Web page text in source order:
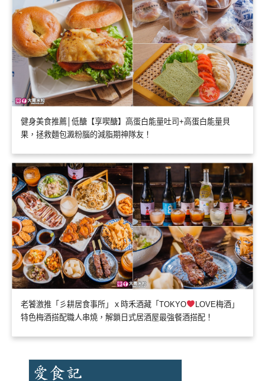
健身美食推薦│低醣【享喫醣】高蛋白能量吐司+高蛋白能量貝
果，拯救麵包澱粉腦的減脂期神隊友！
老饕激推「彡耕居食事所」ｘ時禾酒藏「TOKYO
LOVE梅酒」
特色梅酒搭配職人串燒，解鎖日式居酒屋最強餐酒搭配！